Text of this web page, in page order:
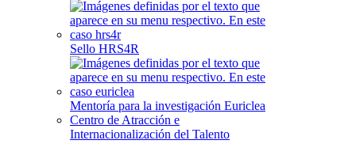
Sello HRS4R
Mentoría para la investigación Euriclea
Centro de Atracción e
Internacionalización del Talento